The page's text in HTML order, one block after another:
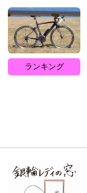
ランキング